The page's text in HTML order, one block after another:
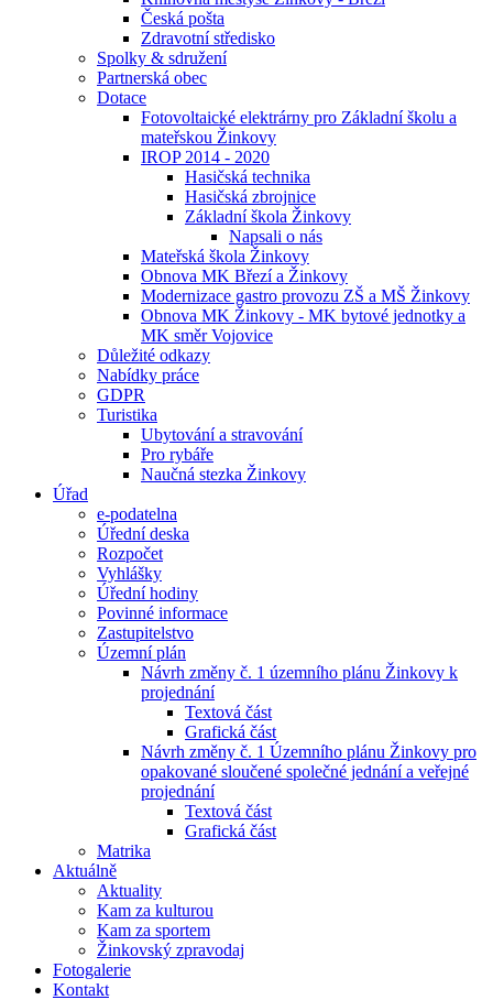
Česká pošta
Zdravotní středisko
Spolky & sdružení
Partnerská obec
Dotace
Fotovoltaické elektrárny pro Základní školu a
mateřskou Žinkovy
IROP 2014 - 2020
Hasičská technika
Hasičská zbrojnice
Základní škola Žinkovy
Napsali o nás
Mateřská škola Žinkovy
Obnova MK Březí a Žinkovy
Modernizace gastro provozu ZŠ a MŠ Žinkovy
Obnova MK Žinkovy - MK bytové jednotky a
MK směr Vojovice
Důležité odkazy
Nabídky práce
GDPR
Turistika
Ubytování a stravování
Pro rybáře
Naučná stezka Žinkovy
Úřad
e-podatelna
Úřední deska
Rozpočet
Vyhlášky
Úřední hodiny
Povinné informace
Zastupitelstvo
Územní plán
Návrh změny č. 1 územního plánu Žinkovy k
projednání
Textová část
Grafická část
Návrh změny č. 1 Územního plánu Žinkovy pro
opakované sloučené společné jednání a veřejné
projednání
Textová část
Grafická část
Matrika
Aktuálně
Aktuality
Kam za kulturou
Kam za sportem
Žinkovský zpravodaj
Fotogalerie
Kontakt